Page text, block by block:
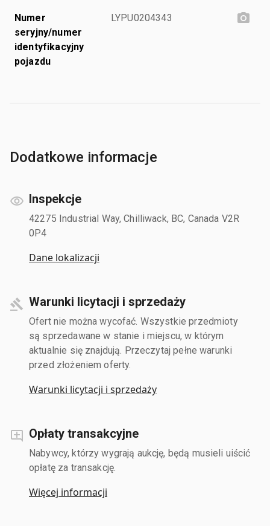
Numer
seryjny/numer
identyfikacyjny
pojazdu
LYPU0204343
Dodatkowe informacje
Inspekcje
42275 Industrial Way, Chilliwack, BC, Canada V2R
0P4
Dane lokalizacji
Warunki licytacji i sprzedaży
Ofert nie można wycofać. Wszystkie przedmioty
są sprzedawane w stanie i miejscu, w którym
aktualnie się znajdują. Przeczytaj pełne warunki
przed złożeniem oferty.
Warunki licytacji i sprzedaży
Opłaty transakcyjne
Nabywcy, którzy wygrają aukcję, będą musieli uiścić
opłatę za transakcję.
Więcej informacji